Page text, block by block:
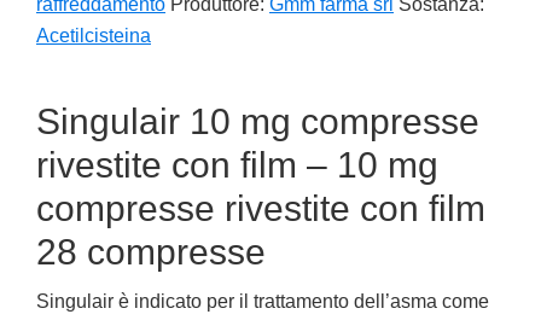
raffreddamento Produttore: Gmm farma srl Sostanza:
Acetilcisteina
Singulair 10 mg compresse
rivestite con film – 10 mg
compresse rivestite con film
28 compresse
Singulair è indicato per il trattamento dell’asma come